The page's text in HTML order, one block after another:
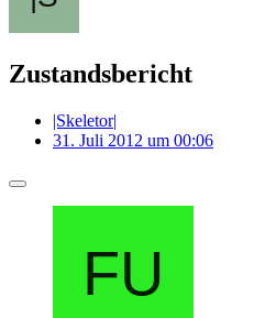
Zustandsbericht
|Skeletor|
31. Juli 2012 um 00:06